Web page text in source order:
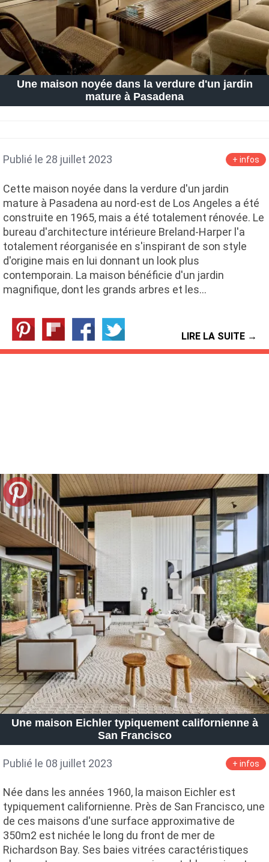
Une maison noyée dans la verdure d'un jardin
mature à Pasadena
Publié le 28 juillet 2023 + infos
Cette maison noyée dans la verdure d'un jardin
mature à Pasadena au nord-est de Los Angeles a été
construite en 1965, mais a été totalement rénovée. Le
bureau d'architecture intérieure Breland-Harper l'a
totalement réorganisée en s'inspirant de son style
d'origine mais en lui donnant un look plus
contemporain. La maison bénéficie d'un jardin
magnifique, dont les grands arbres et les…
LIRE LA SUITE →
Une maison Eichler typiquement californienne à
San Francisco
Publié le 08 juillet 2023 + infos
Née dans les années 1960, la maison Eichler est
typiquement californienne. Près de San Francisco, une
de ces maisons d'une surface approximative de
350m2 est nichée le long du front de mer de
Richardson Bay. Ses baies vitrées caractéristiques